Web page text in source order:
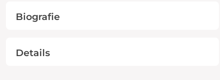
Biografie
Details